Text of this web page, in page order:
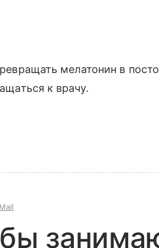
мелатонин в
к врачу.